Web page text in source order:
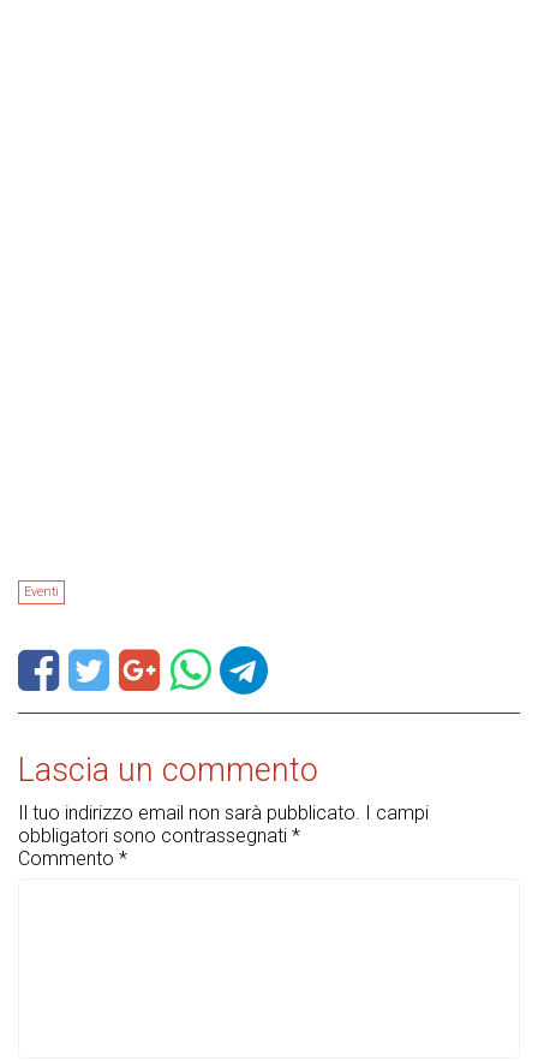
Eventi
Lascia un commento
Il tuo indirizzo email non sarà pubblicato. I campi
obbligatori sono contrassegnati *
Commento *